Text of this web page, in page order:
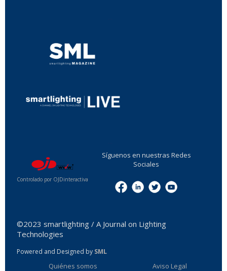
Controlado por OJDinteractiva
Síguenos en nuestras Redes
Sociales
©2023 smartlighting / A Journal on Lighting
Technologies
Powered and Designed by SML
Quiénes somos Aviso Legal